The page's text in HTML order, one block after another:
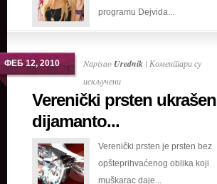
vereničkog
prstena
programu Dejvida...
ФЕБ 12, 2010 Napisao Urednik | Коментари су
искљученина
Verenički
dijamantom
Verenički prsten ukrašen
dijamanto...
Verenički prsten je prsten bez
opšteprihvaćenog oblika koji
muškarac daje...